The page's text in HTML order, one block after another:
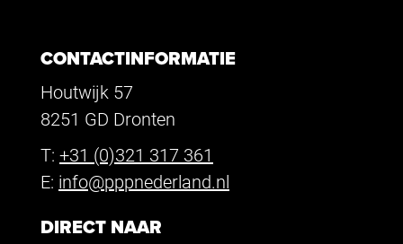
CONTACTINFORMATIE
Houtwijk 57
8251 GD Dronten
T: +31 (0)321 317 361
E: info@pppnederland.nl
DIRECT NAAR